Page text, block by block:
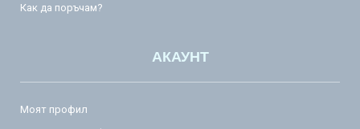
Как да поръчам?
АКАУНТ
Моят профил